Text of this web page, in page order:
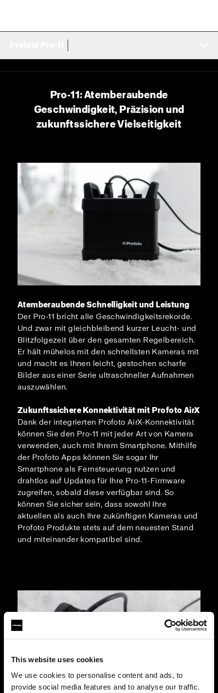
This website uses cookies
We use cookies to personalise content and ads, to
provide social media features and to analyse our traffic.
Pro-11: Atemberaubende
Geschwindigkeit, Präzision und
zukunftssichere Vielseitigkeit
Atemberaubende Schnelligkeit und Leistung
Der Pro-11 bricht alle Geschwindigkeitsrekorde.
Und zwar mit gleichbleibend kurzer Leucht- und
Blitzfolgezeit über den gesamten Regelbereich.
Er hält mühelos mit den schnellsten Kameras mit
und macht es Ihnen leicht, gestochen scharfe
Bilder aus einer Serie ultraschneller Aufnahmen
auszuwählen.
Zukunftssichere Konnektivität mit Profoto AirX
Dank der integrierten Profoto AirX-Konnektivität
können Sie den Pro-11 mit jeder Art von Kamera
verwenden, auch mit Ihrem Smartphone. Mithilfe
der Profoto Apps können Sie sogar Ihr
Smartphone als Fernsteuerung nutzen und
drahtlos auf Updates für Ihre Pro-11-Firmware
zugreifen, sobald diese verfügbar sind. So
können Sie sicher sein, dass sowohl Ihre
aktuellen als auch Ihre zukünftigen Kameras und
Profoto Produkte stets auf dem neuesten Stand
und miteinander kompatibel sind.